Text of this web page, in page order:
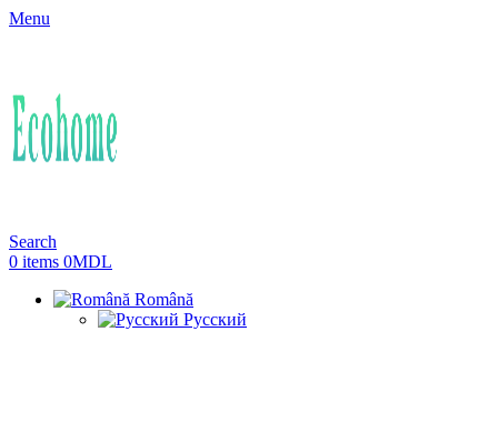
Menu
Search
0 items 0MDL
Română
Русский